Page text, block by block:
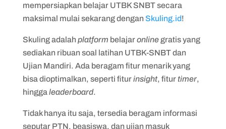
mempersiapkan belajar UTBK SNBT secara
maksimal mulai sekarang denganSkuling.id!
Skuling adalahplatform belajaronlinegratis yang
sediakan ribuan soal latihan UTBK-SNBT dan
Ujian Mandiri. Ada beragam fitur menarik yang
bisa dioptimalkan, seperti fiturinsight, fitur timer,
hingga leaderboard.
Tidak hanya itu saja, tersedia beragam informasi
seputar PTN, beasiswa, dan ujian masuk